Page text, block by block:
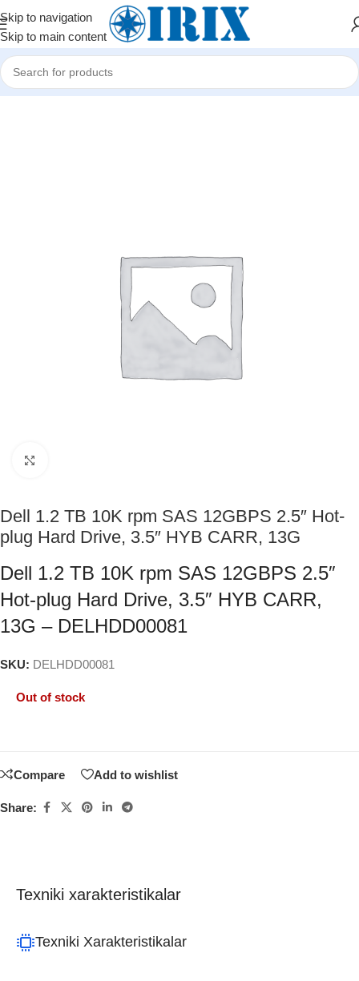
Skip to navigation
Skip to main content
Home/Shop/Kompüter hissələri
Dell 1.2 TB 10K rpm SAS 12GBPS 2.5″ Hot-
plug Hard Drive, 3.5″ HYB CARR, 13G
Dell 1.2 TB 10K rpm SAS 12GBPS 2.5″
Hot-plug Hard Drive, 3.5″ HYB CARR,
13G – DELHDD00081
SKU: DELHDD00081
Out of stock
Compare Add to wishlist
Share:
Texniki xarakteristikalar
Texniki Xarakteristikalar